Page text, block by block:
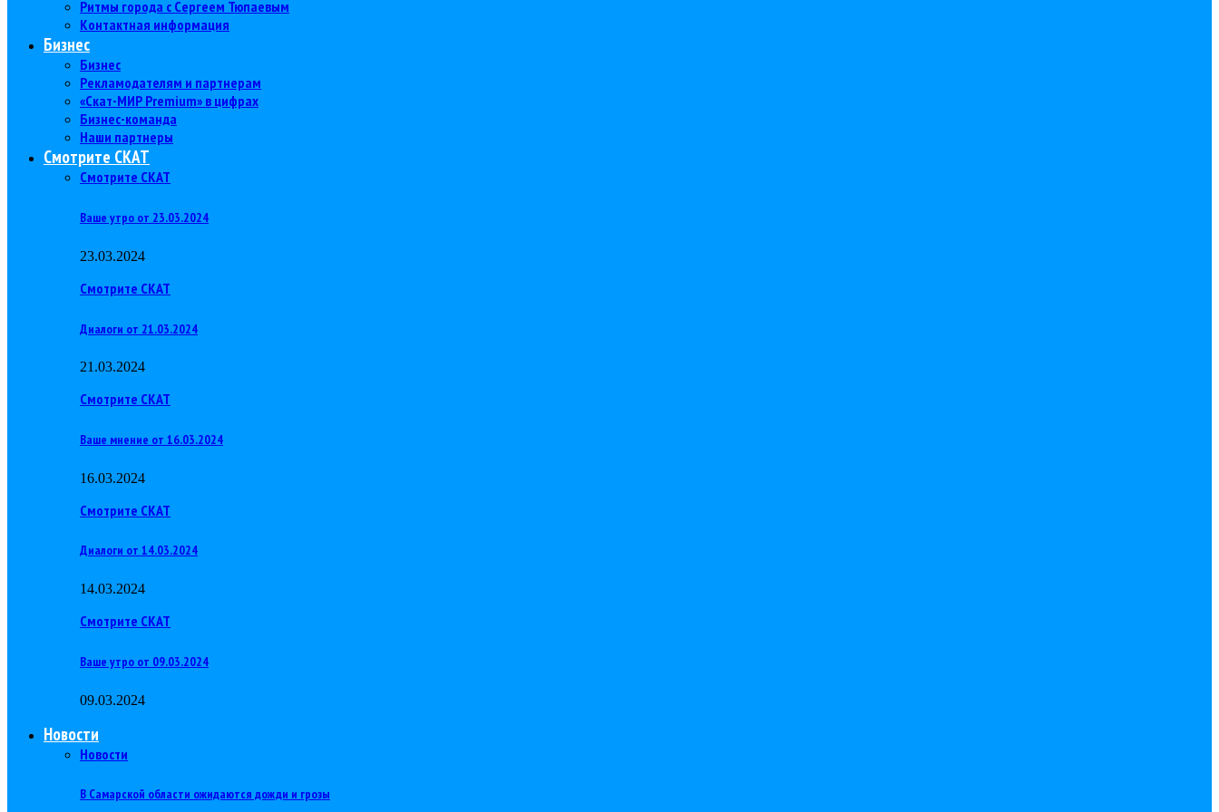
Ритмы города с Сергеем Тюпаевым
Контактная информация
Бизнес
Бизнес
Рекламодателям и партнерам
«Скат-МИР Premium» в цифрах
Бизнес-команда
Наши партнеры
Смотрите СКАТ
Смотрите СКАТ
Ваше утро от 23.03.2024
23.03.2024
Смотрите СКАТ
Диалоги от 21.03.2024
21.03.2024
Смотрите СКАТ
Ваше мнение от 16.03.2024
16.03.2024
Смотрите СКАТ
Диалоги от 14.03.2024
14.03.2024
Смотрите СКАТ
Ваше утро от 09.03.2024
09.03.2024
Новости
Новости
В Самарской области ожидаются дожди и грозы